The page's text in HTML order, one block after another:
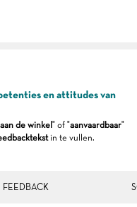
en attitudes van
de winkel " of "aanvaardbaar"
in te vullen.
FEEDBACK